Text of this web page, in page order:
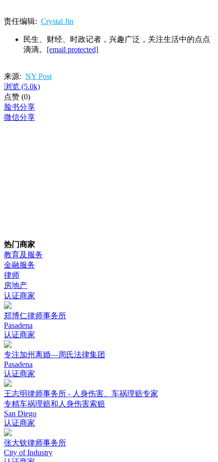
责任编辑: Crystal Jin
民生、财经、时政记者，兴趣广泛，关注生活中的点点
滴滴。 [email protected]
来源: NY Post
浏览 (5.0k)
点赞 (0)
脸书分享
微信分享
热门商家
教育及服务
金融服务
律师
房地产
认证商家
郑博仁律师事务所
Pasadena
认证商家
专注加州离婚—周氏法律集团
Pasadena
认证商家
王志明律师事务所 - 人身伤害、车祸理赔专家
专精车祸理赔和人身伤害索赔
San Diego
认证商家
张大钦律师事务所
City of Industry